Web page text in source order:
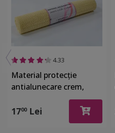
4.33
Material protecţie
antialunecare crem,
Folina 8630, pentru
sertare si rafturi, rola de
1700Lei